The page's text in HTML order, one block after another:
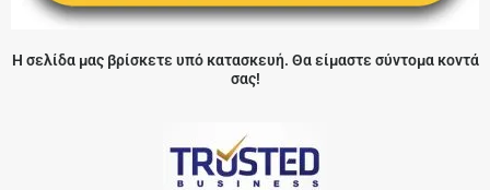
Η σελίδα μας βρίσκετε υπό κατασκευή. Θα είμαστε σύντομα κοντά
σας!